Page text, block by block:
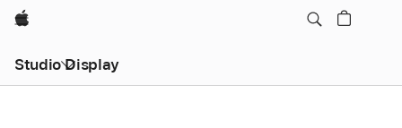
Apple
Studio Display